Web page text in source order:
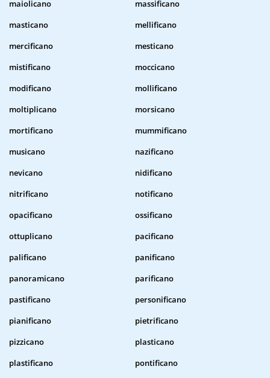
maiolicano
massificano
masticano
mellificano
mercificano
mesticano
mistificano
moccicano
modificano
mollificano
moltiplicano
morsicano
mortificano
mummificano
musicano
nazificano
nevicano
nidificano
nitrificano
notificano
opacificano
ossificano
ottuplicano
pacificano
palificano
panificano
panoramicano
parificano
pastificano
personificano
pianificano
pietrificano
pizzicano
plasticano
plastificano
pontificano